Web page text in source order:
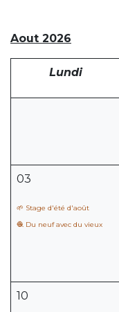
Aout 2026
Lundi
03
🌱 Stage d'été d'août
🧶 Du neuf avec du vieux
10